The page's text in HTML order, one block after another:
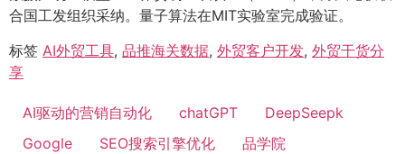
合国工发组织采纳。量子算法在MIT实验室完成验证。
标签 AI外贸工具, 品推海关数据, 外贸客户开发, 外贸干货分
享
AI驱动的营销自动化 chatGPT
DeepSeepk
Google
SEO搜索引擎优化 品学院